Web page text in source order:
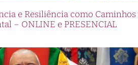
e Resiliência como Caminhos
– ONLINE e PRESENCIAL